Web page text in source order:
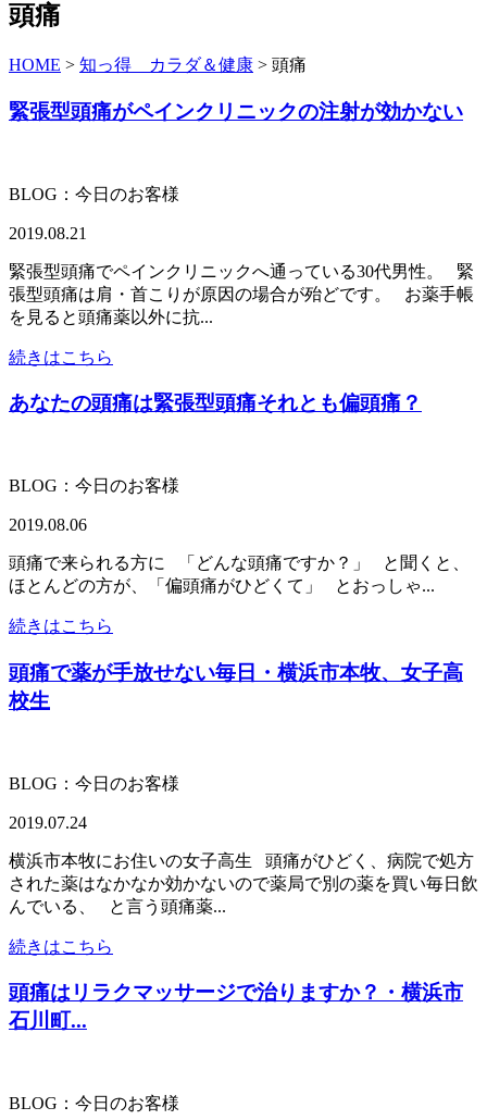
頭痛
HOME > 知っ得 カラダ＆健康 > 頭痛
緊張型頭痛がペインクリニックの注射が効かない
BLOG：今日のお客様
2019.08.21
緊張型頭痛でペインクリニックへ通っている30代男性。 緊
張型頭痛は肩・首こりが原因の場合が殆どです。 お薬手帳
を見ると頭痛薬以外に抗...
続きはこちら
あなたの頭痛は緊張型頭痛それとも偏頭痛？
BLOG：今日のお客様
2019.08.06
頭痛で来られる方に 「どんな頭痛ですか？」 と聞くと、
ほとんどの方が、「偏頭痛がひどくて」 とおっしゃ...
続きはこちら
頭痛で薬が手放せない毎日・横浜市本牧、女子高
校生
BLOG：今日のお客様
2019.07.24
横浜市本牧にお住いの女子高生 頭痛がひどく、病院で処方
された薬はなかなか効かないので薬局で別の薬を買い毎日飲
んでいる、 と言う頭痛薬...
続きはこちら
頭痛はリラクマッサージで治りますか？・横浜市
石川町...
BLOG：今日のお客様